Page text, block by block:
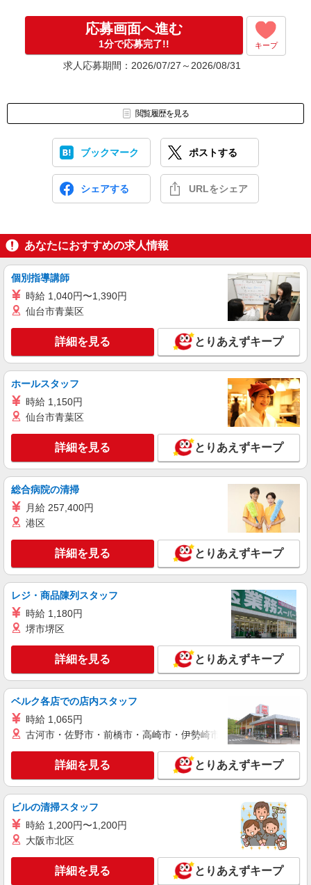
ての説明も可能です。その場合は、女性スタッフがお伺いしますの
でご安心ください。
採用面接は1度、本社または営業所にて行います。
一緒にがんばりましょう！※入社日は相談に応じます。
応募画面へ進む
1分で応募完了!! キープ
求人応募期間：2026/07/27～2026/08/31
閲覧履歴を見る
ブックマーク ポストする
シェアする URLをシェア
あなたにおすすめの求人情報
個別指導講師
時給 1,040円〜1,390円
仙台市青葉区
詳細を見る とりあえずキープ
ホールスタッフ
時給 1,150円
仙台市青葉区
詳細を見る とりあえずキープ
総合病院の清掃
月給 257,400円
港区
詳細を見る とりあえずキープ
レジ・商品陳列スタッフ
時給 1,180円
堺市堺区
詳細を見る とりあえずキープ
ベルク各店での店内スタッフ
時給 1,065円
古河市・佐野市・前橋市・高崎市・伊勢崎市・太田市・館林市
詳細を見る とりあえずキープ
ビルの清掃スタッフ
時給 1,200円〜1,200円
大阪市北区
詳細を見る とりあえずキープ